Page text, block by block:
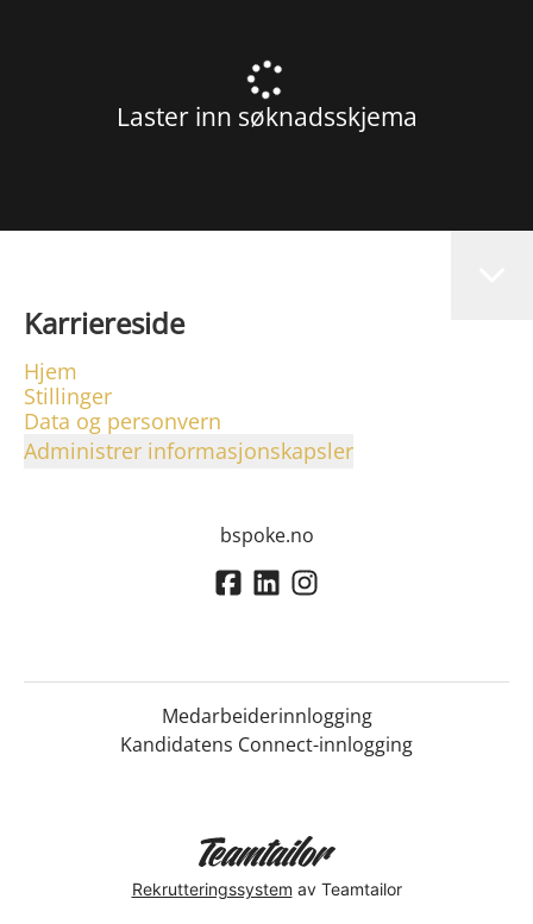
Laster inn søknadsskjema
Karriereside
Hjem
Stillinger
Data og personvern
Administrer informasjonskapsler
bspoke.no
Medarbeiderinnlogging
Kandidatens Connect-innlogging
Rekrutteringssystem av Teamtailor